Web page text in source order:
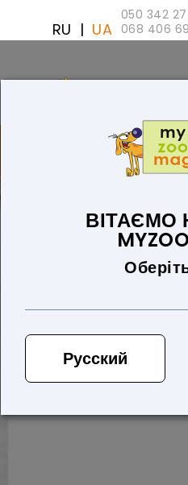
050 342
068 406
RU | UA
ТОВАРИ
ПРО
ВІТАЄМО
Русский